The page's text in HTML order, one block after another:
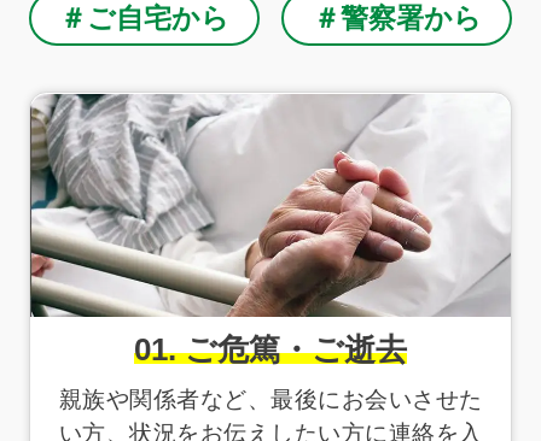
＃ご自宅から ＃警察署から
01. ご危篤・ご逝去
親族や関係者など、最後にお会いさせた
い方、状況をお伝えしたい方に連絡を入